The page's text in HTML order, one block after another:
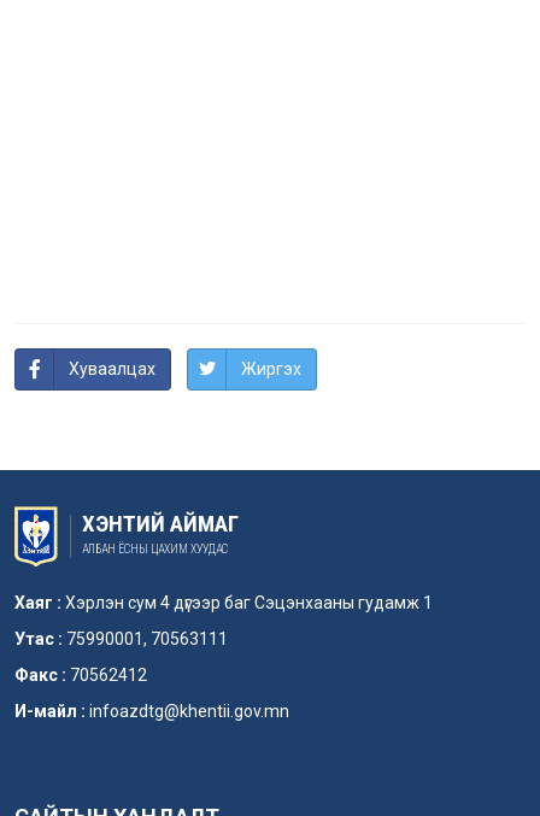
Хуваалцах Жиргэх
ХЭНТИЙ АЙМАГ
АЛБАН ЁСНЫ ЦАХИМ ХУУДАС
Хаяг : Хэрлэн сум 4 дүгээр баг Сэцэнхааны гудамж 1
Утас : 75990001, 70563111
Факс : 70562412
И-майл : infoazdtg@khentii.gov.mn